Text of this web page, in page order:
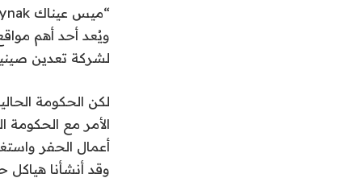
ويُعد أحد أهم
لشركة تعدين
لكن الحكومة
الأمر مع الحكومة
وقد أنشأنا هياكل